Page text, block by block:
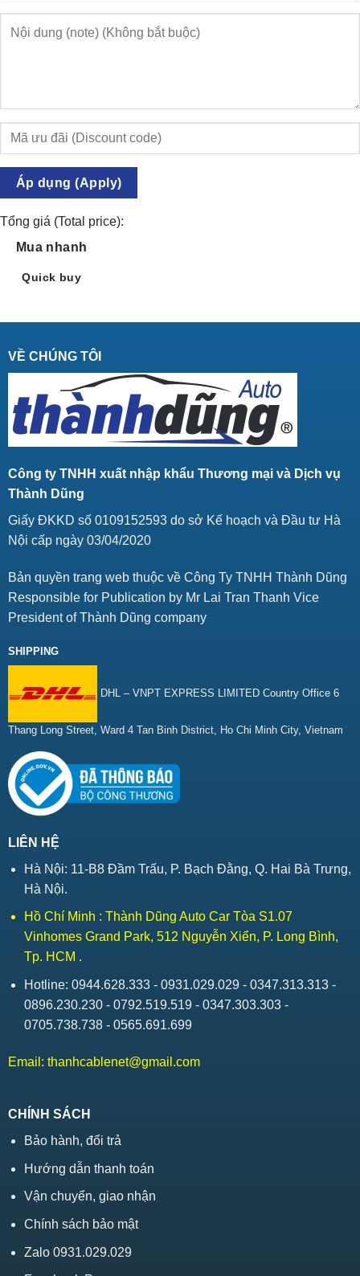
Áp dụng (Apply)
Tổng giá (Total price):
Mua nhanh
Quick buy
VỀ CHÚNG TÔI
Công ty TNHH xuất nhập khẩu Thương mại và Dịch vụ
Thành Dũng
Giấy ĐKKD số 0109152593 do sở Kế hoạch và Đầu tư Hà
Nội cấp ngày 03/04/2020
Bản quyền trang web thuộc về Công Ty TNHH Thành Dũng
Responsible for Publication by Mr Lai Tran Thanh Vice
President of Thành Dũng company
SHIPPING
DHL – VNPT EXPRESS LIMITED Country Office 6
Thang Long Street, Ward 4 Tan Binh District, Ho Chi Minh City, Vietnam
LIÊN HỆ
Hà Nội: 11-B8 Đầm Trấu, P. Bạch Đằng, Q. Hai Bà Trưng,
Hà Nội.
Hồ Chí Minh : Thành Dũng Auto Car Tòa S1.07
Vinhomes Grand Park, 512 Nguyễn Xiển, P. Long Bình,
Tp. HCM .
Hotline: 0944.628.333 - 0931.029.029 - 0347.313.313 -
0896.230.230 - 0792.519.519 - 0347.303.303 -
0705.738.738 - 0565.691.699
Email: thanhcablenet@gmail.com
CHÍNH SÁCH
Bảo hành, đổi trả
Hướng dẫn thanh toán
Vận chuyển, giao nhận
Chính sách bảo mật
Zalo 0931.029.029